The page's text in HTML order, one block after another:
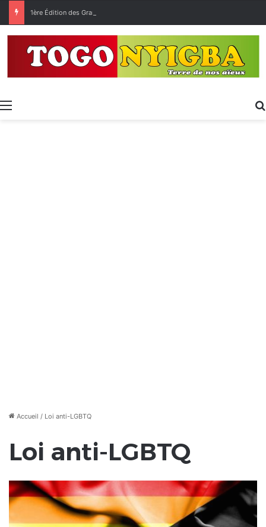
Menu
Accueil / Loi anti-LGBTQ
Loi anti-LGBTQ